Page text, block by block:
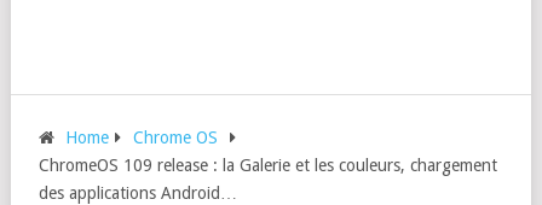
Home
Chrome OS
ChromeOS 109 release : la Galerie et les couleurs, chargement
des applications Android…